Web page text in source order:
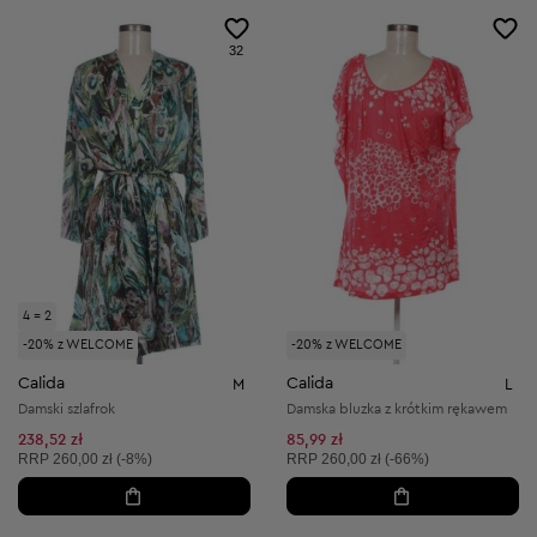
4 = 2
-20% z WELCOME
32
Calida M
Damski szlafrok
238,52 zł
Cena sugerowana:
RRP 260,00 zł (-8%)
-20% z WELCOME
Calida
Damska bluzka z krótkim rękawem
85,99 zł
Cena sugerowana:
RRP 260,00 zł (-66%)